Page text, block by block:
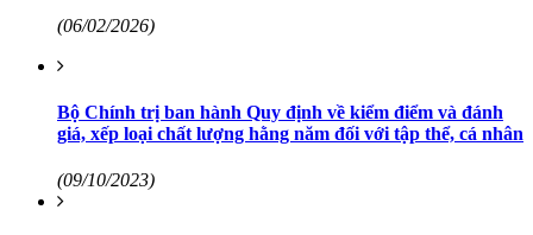
(06/02/2026)
Bộ Chính trị ban hành Quy định về kiểm điểm và đánh
giá, xếp loại chất lượng hằng năm đối với tập thể, cá nhân
(09/10/2023)